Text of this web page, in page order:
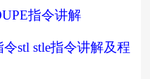
指令讲解
令stl stle指令讲解及程